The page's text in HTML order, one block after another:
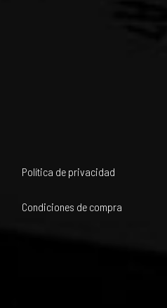
Política de privacidad
Condiciones de compra